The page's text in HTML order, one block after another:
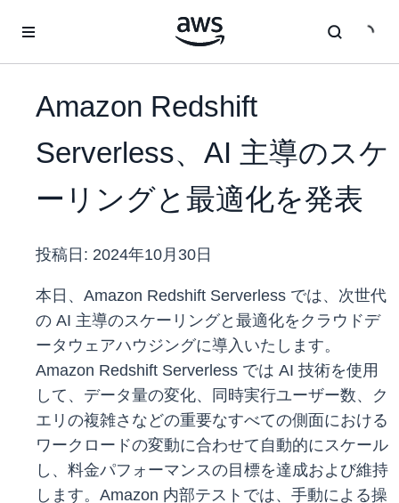
Amazon Redshift
Serverless、AI 主導のスケ
ーリングと最適化を発表
投稿日: 2024年10月30日
本日、Amazon Redshift Serverless では、次世代
の AI 主導のスケーリングと最適化をクラウドデ
ータウェアハウジングに導入いたします。
Amazon Redshift Serverless では AI 技術を使用
して、データ量の変化、同時実行ユーザー数、ク
エリの複雑さなどの重要なすべての側面における
ワークロードの変動に合わせて自動的にスケール
し、料金パフォーマンスの目標を達成および維持
します。Amazon 内部テストでは、手動による操